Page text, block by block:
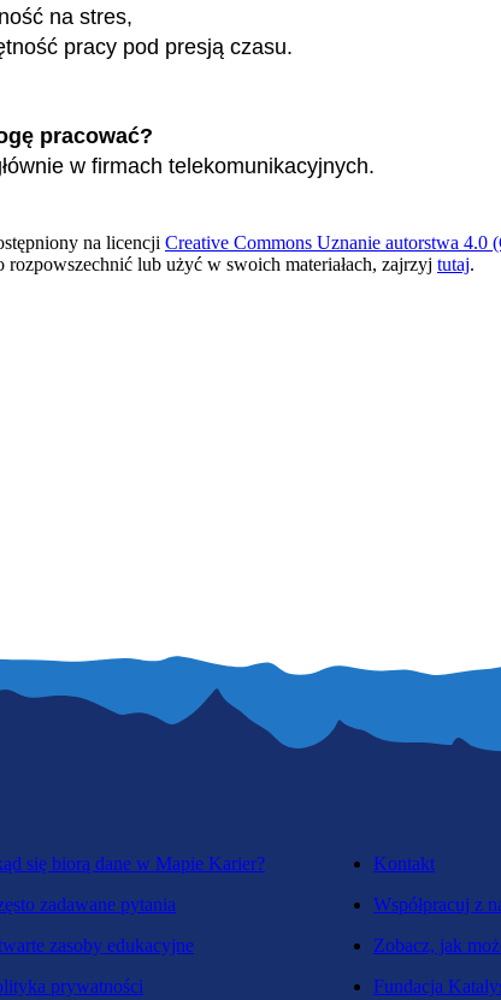
na stres,
pracy pod presją czasu.
pracować?
w firmach telekomunikacyjnych.
na licencji Creative Commons Uznanie autorstwa 4.0
rozpowszechnić lub użyć w swoich materiałach, zajrzyj tutaj.
się biorą dane w Mapie Karier?
zadawane pytania
zasoby edukacyjne
prywatności
Kontakt
Współpracuj z
Zobacz, jak
Fundacja